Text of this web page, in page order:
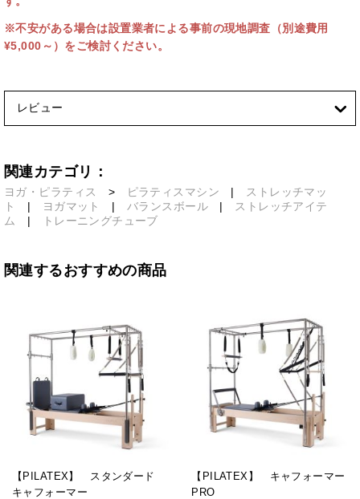
※不安がある場合は設置業者による事前の現地調査（別途費用
¥5,000～）をご検討ください。
レビュー
関連カテゴリ：
ヨガ・ピラティス > ピラティスマシン |
ストレッチマッ
ト
| ヨガマット | バランスボール |
ストレッチアイテ
ム
| トレーニングチューブ
関連するおすすめの商品
【PILATEX】 スタンダード
キャフォーマー
【PILATEX】 キャフォーマー
PRO